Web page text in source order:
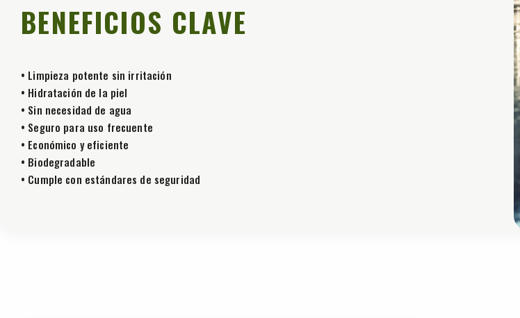
BENEFICIOS CLAVE
• Limpieza potente sin irritación
• Hidratación de la piel
• Sin necesidad de agua
• Seguro para uso frecuente
• Económico y eficiente
• Biodegradable
• Cumple con estándares de seguridad